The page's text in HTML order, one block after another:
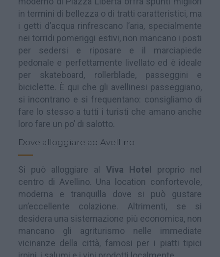
in termini di bellezza o di tratti caratteristici, ma
i getti d’acqua rinfrescano l’aria, specialmente
nei torridi pomeriggi estivi, non mancano i posti
per sedersi e riposare e il marciapiede
pedonale e perfettamente livellato ed è ideale
per skateboard, rollerblade, passeggini e
biciclette. È qui che gli avellinesi passeggiano,
si incontrano e si frequentano: consigliamo di
fare lo stesso a tutti i turisti che amano anche
loro fare un po’ di salotto.
Dove alloggiare ad Avellino
Si può alloggiare al Viva Hotel
proprio nel
centro di Avellino. Una location confortevole,
moderna e tranquilla dove si può gustare
un’eccellente colazione. Altrimenti, se si
desidera una sistemazione più economica, non
mancano gli agriturismo nelle immediate
vicinanze della città, famosi per i piatti tipici